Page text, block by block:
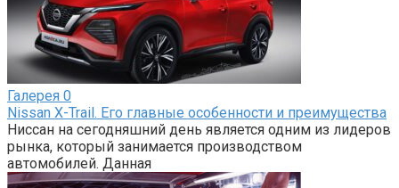
Галерея 0
Nissan X-Trail. Его главные особенности и преимущества
Ниссан на сегодняшний день является одним из лидеров
рынка, который занимается производством
автомобилей. Данная